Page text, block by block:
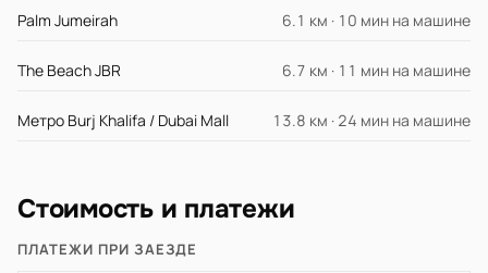
Palm Jumeirah 6.1 км · 10 мин на машине
The Beach JBR 6.7 км · 11 мин на машине
Метро Burj Khalifa / Dubai Mall 13.8 км · 24 мин на машине
Стоимость и платежи
ПЛАТЕЖИ ПРИ ЗАЕЗДЕ